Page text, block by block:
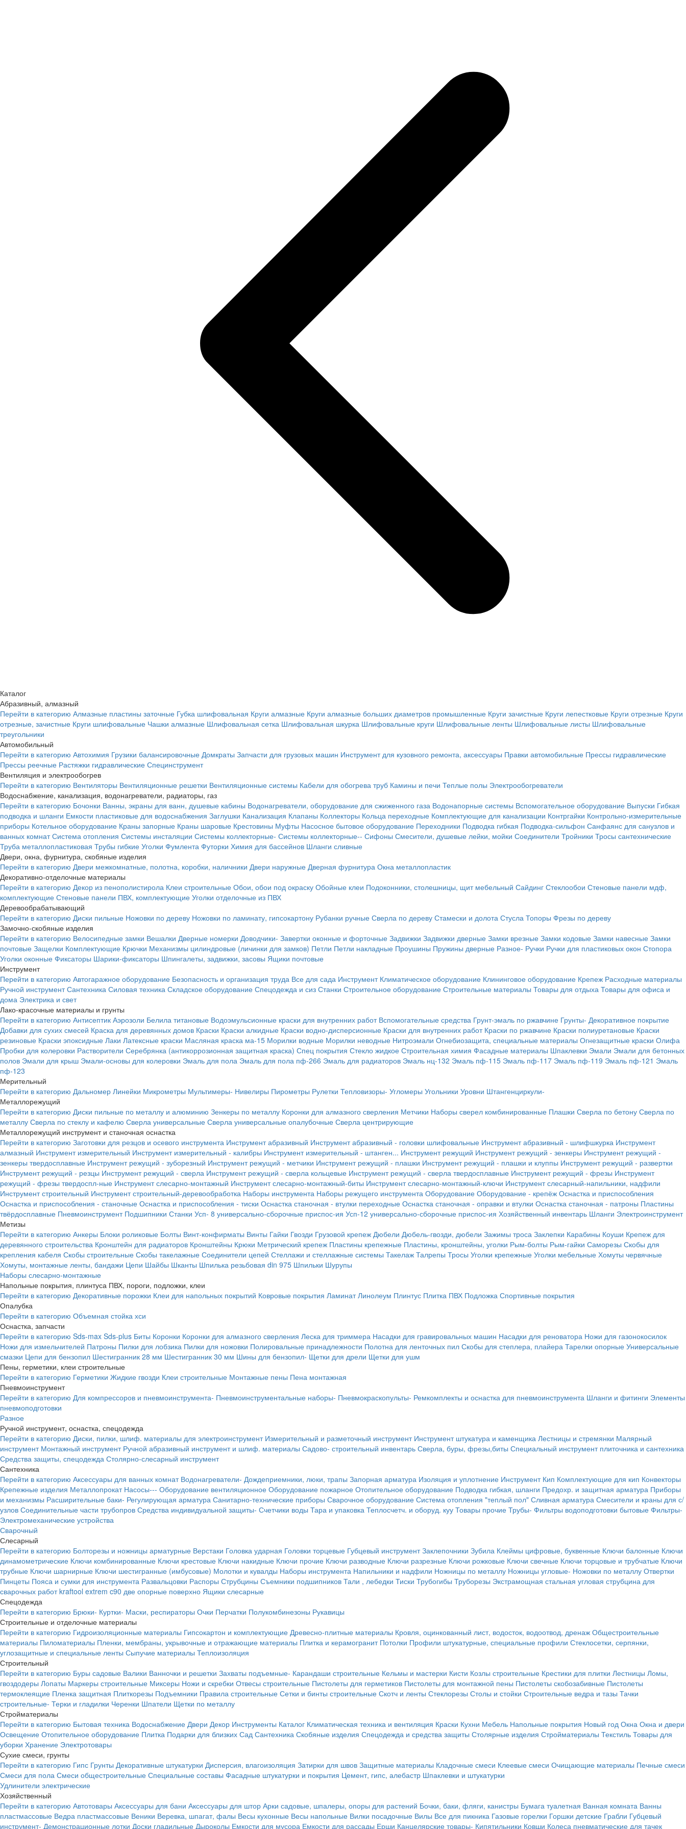
Каталог
Абразивный, алмазный
Перейти в категорию Алмазные пластины заточные Губка шлифовальная Круги алмазные Круги алмазные больших диаметров промышленные Круги зачистные Круги лепестковые Круги отрезные Круги
отрезные, зачистные Круги шлифовальные Чашки алмазные Шлифовальная сетка Шлифовальная шкурка Шлифовальные круги Шлифовальные ленты Шлифовальные листы Шлифовальные
треугольники
Автомобильный
Перейти в категорию Автохимия Грузики балансировочные Домкраты Запчасти для грузовых машин Инструмент для кузовного ремонта, аксессуары Правки автомобильные Прессы гидравлические
Прессы реечные Растяжки гидравлические Специнструмент
Вентиляция и электрообогрев
Перейти в категорию Вентиляторы Вентиляционные решетки Вентиляционные системы Кабели для обогрева труб Камины и печи Теплые полы Электрообогреватели
Водоснабжение, канализация, водонагреватели, радиаторы, газ
Перейти в категорию Бочонки Ванны, экраны для ванн, душевые кабины Водонагреватели, оборудование для сжиженного газа Водонапорные системы Вспомогательное оборудование Выпуски Гибкая
подводка и шланги Емкости пластиковые для водоснабжения Заглушки Канализация Клапаны Коллекторы Кольца переходные Комплектующие для канализации Контргайки Контрольно-измерительные
приборы Котельное оборудование Краны запорные Краны шаровые Крестовины Муфты Насосное бытовое оборудование Переходники Подводка гибкая Подводка-сильфон Санфаянс для санузлов и
ванных комнат Система отопления Системы инсталяции Системы коллекторные- Системы коллекторные-- Сифоны Смесители, душевые лейки, мойки Соединители Тройники Тросы сантехнические
Труба металлопластиковая Трубы гибкие Уголки Фумлента Футорки Химия для бассейнов Шланги сливные
Двери, окна, фурнитура, скобяные изделия
Перейти в категорию Двери межкомнатные, полотна, коробки, наличники Двери наружные Дверная фурнитура Окна металлопластик
Декоративно-отделочные материалы
Перейти в категорию Декор из пенополистирола Клеи строительные Обои, обои под окраску Обойные клеи Подоконники, столешницы, щит мебельный Сайдинг Стеклообои Стеновые панели мдф,
комплектующие Стеновые панели ПВХ, комплектующие Уголки отделочные из ПВХ
Деревообрабатывающий
Перейти в категорию Диски пильные Ножовки по дереву Ножовки по ламинату, гипсокартону Рубанки ручные Сверла по дереву Стамески и долота Стусла Топоры Фрезы по дереву
Замочно-скобяные изделия
Перейти в категорию Велосипедные замки Вешалки Дверные номерки Доводчики- Завертки оконные и форточные Задвижки Задвижки дверные Замки врезные Замки кодовые Замки навесные Замки
почтовые Защелки Комплектующие Крючки Механизмы цилиндровые (личинки для замков) Петли Петли накладные Проушины Пружины дверные Разное- Ручки Ручки для пластиковых окон Стопора
Уголки оконные Фиксаторы Шарики-фиксаторы Шпингалеты, задвижки, засовы Ящики почтовые
Инструмент
Перейти в категорию Автогаражное оборудование Безопасность и организация труда Все для сада Инструмент Климатическое оборудование Клининговое оборудование Крепеж Расходные материалы
Ручной инструмент Сантехника Силовая техника Складское оборудование Спецодежда и сиз Станки Строительное оборудование Строительные материалы Товары для отдыха Товары для офиса и
дома Электрика и свет
Лако-красочные материалы и грунты
Перейти в категорию Антисептик Аэрозоли Белила титановые Водоэмульсионные краски для внутренних работ Вспомогательные средства Грунт-эмаль по ржавчине Грунты- Декоративное покрытие
Добавки для сухих смесей Краска для деревянных домов Краски Краски алкидные Краски водно-дисперсионные Краски для внутренних работ Краски по ржавчине Краски полиуретановые Краски
резиновые Краски эпоксидные Лаки Латексные краски Масляная краска ма-15 Морилки водные Морилки неводные Нитроэмали Огнебиозащита, специальные материалы Огнезащитные краски Олифа
Пробки для колеровки Растворители Серебрянка (антикоррозионная защитная краска) Спец покрытия Стекло жидкое Строительная химия Фасадные материалы Шпаклевки Эмали Эмали для бетонных
полов Эмали для крыш Эмали-основы для колеровки Эмаль для пола Эмаль для пола пф-266 Эмаль для радиаторов Эмаль нц-132 Эмаль пф-115 Эмаль пф-117 Эмаль пф-119 Эмаль пф-121 Эмаль
пф-123
Мерительный
Перейти в категорию Дальномер Линейки Микрометры Мультимеры- Нивелиры Пирометры Рулетки Тепловизоры- Угломеры Угольники Уровни Штангенциркули-
Металлорежущий
Перейти в категорию Диски пильные по металлу и алюминию Зенкеры по металлу Коронки для алмазного сверления Метчики Наборы сверел комбинированные Плашки Сверла по бетону Сверла по
металлу Сверла по стеклу и кафелю Сверла универсальные Сверла универсальные опалубочные Сверла центрирующие
Металлорежущий инструмент и станочная оснастка
Перейти в категорию Заготовки для резцов и осевого инструмента Инструмент абразивный Инструмент абразивный - головки шлифовальные Инструмент абразивный - шлифшкурка Инструмент
алмазный Инструмент измерительный Инструмент измерительный - калибры Инструмент измерительный - штанген... Инструмент режущий Инструмент режущий - зенкеры Инструмент режущий -
зенкеры твердосплавные Инструмент режущий - зуборезный Инструмент режущий - метчики Инструмент режущий - плашки Инструмент режущий - плашки и клуппы Инструмент режущий - развертки
Инструмент режущий - резцы Инструмент режущий - сверла Инструмент режущий - сверла кольцевые Инструмент режущий - сверла твердосплавные Инструмент режущий - фрезы Инструмент
режущий - фрезы твердоспл-ные Инструмент слесарно-монтажный Инструмент слесарно-монтажный-биты Инструмент слесарно-монтажный-ключи Инструмент слесарный-напильники, надфили
Инструмент строительный Инструмент строительный-деревообработка Наборы инструмента Наборы режущего инструмента Оборудование Оборудование - крепёж Оснастка и приспособления
Оснастка и приспособления - станочные Оснастка и приспособления - тиски Оснастка станочная - втулки переходные Оснастка станочная - оправки и втулки Оснастка станочная - патроны Пластины
твёрдосплавные Пневмоинструмент Подшипники Станки Усп- 8 универсально-сборочные приспос-ия Усп-12 универсально-сборочные приспос-ия Хозяйственный инвентарь Шланги Электроинструмент
Метизы
Перейти в категорию Анкеры Блоки роликовые Болты Винт-конфирматы Винты Гайки Гвозди Грузовой крепеж Дюбели Дюбель-гвозди, дюбели Зажимы троса Заклепки Карабины Коуши Крепеж для
деревянного строительства Кронштейн для радиаторов Кронштейны Крюки Метрический крепеж Пластины крепежные Пластины, кронштейны, уголки Рым-болты Рым-гайки Саморезы Скобы для
крепления кабеля Скобы строительные Скобы такелажные Соединители цепей Стеллажи и стеллажные системы Такелаж Талрепы Тросы Уголки крепежные Уголки мебельные Хомуты червячные
Хомуты, монтажные ленты, бандажи Цепи Шайбы Шканты Шпилька резьбовая din 975 Шпильки Шурупы
Наборы слесарно-монтажные
Напольные покрытия, плинтуса ПВХ, пороги, подложки, клеи
Перейти в категорию Декоративные порожки Клеи для напольных покрытий Ковровые покрытия Ламинат Линолеум Плинтус Плитка ПВХ Подложка Спортивные покрытия
Опалубка
Перейти в категорию Объемная стойка хси
Оснастка, запчасти
Перейти в категорию Sds-max Sds-plus Биты Коронки Коронки для алмазного сверления Леска для триммера Насадки для гравировальных машин Насадки для реноватора Ножи для газонокосилок
Ножи для измельчителей Патроны Пилки для лобзика Пилки для ножовки Полировальные принадлежности Полотна для ленточных пил Скобы для степлера, плайера Тарелки опорные Универсальные
смазки Цепи для бензопил Шестигранник 28 мм Шестигранник 30 мм Шины для бензопил- Щетки для дрели Щетки для ушм
Пены, герметики, клеи строительные
Перейти в категорию Герметики Жидкие гвозди Клеи строительные Монтажные пены Пена монтажная
Пневмоинструмент
Перейти в категорию Для компрессоров и пневмоинструмента- Пневмоинструментальные наборы- Пневмокраскопульты- Ремкомплекты и оснастка для пневмоинструмента Шланги и фитинги Элементы
пневмоподготовки
Разное
Ручной инструмент, оснастка, спецодежда
Перейти в категорию Диски, пилки, шлиф. материалы для электроинструмент Измерительный и разметочный инструмент Инструмент штукатура и каменщика Лестницы и стремянки Малярный
инструмент Монтажный инструмент Ручной абразивный инструмент и шлиф. материалы Садово- строительный инвентарь Сверла, буры, фрезы,биты Специальный инструмент плиточника и сантехника
Средства защиты, спецодежда Столярно-слесарный инструмент
Сантехника
Перейти в категорию Аксессуары для ванных комнат Водонагреватели- Дождеприемники, люки, трапы Запорная арматура Изоляция и уплотнение Инструмент Кип Комплектующие для кип Конвекторы
Крепежные изделия Металлопрокат Насосы--- Оборудование вентиляционное Оборудование пожарное Отопительное оборудование Подводка гибкая, шланги Предохр. и защитная арматура Приборы
и механизмы Расширительные баки- Регулирующая арматура Санитарно-технические приборы Сварочное оборудование Система отопления "теплый пол" Сливная арматура Смесители и краны для с/
узлов Соединительные части трубопров Средства индивидуальной защиты- Счетчики воды Тара и упаковка Теплосчетч. и оборуд. куу Товары прочие Трубы- Фильтры водоподготовки бытовые Фильтры-
Электромеханические устройства
Сварочный
Слесарный
Перейти в категорию Болторезы и ножницы арматурные Верстаки Головка ударная Головки торцевые Губцевый инструмент Заклепочники Зубила Клеймы цифровые, буквенные Ключи балонные Ключи
динамометрические Ключи комбинированные Ключи крестовые Ключи накидные Ключи прочие Ключи разводные Ключи разрезные Ключи рожковые Ключи свечные Ключи торцовые и трубчатые Ключи
трубные Ключи шарнирные Ключи шестигранные (имбусовые) Молотки и кувалды Наборы инструмента Напильники и надфили Ножницы по металлу Ножницы угловые- Ножовки по металлу Отвертки
Пинцеты Пояса и сумки для инструмента Развальцовки Распоры Струбцины Съемники подшипников Тали , лебедки Тиски Трубогибы Труборезы Экстрамощная стальная угловая струбцина для
сварочных работ kraftool extrem c90 две опорные поверхно Ящики слесарные
Спецодежда
Перейти в категорию Брюки- Куртки- Маски, респираторы Очки Перчатки Полукомбинезоны Рукавицы
Строительные и отделочные материалы
Перейти в категорию Гидроизоляционные материалы Гипсокартон и комплектующие Древесно-плитные материалы Кровля, оцинкованный лист, водосток, водоотвод, дренаж Общестроительные
материалы Пиломатериалы Пленки, мембраны, укрывочные и отражающие материалы Плитка и керамогранит Потолки Профили штукатурные, специальные профили Стеклосетки, серпянки,
углозащитные и специальные ленты Сыпучие материалы Теплоизоляция
Строительный
Перейти в категорию Буры садовые Валики Ванночки и решетки Захваты подъемные- Карандаши строительные Кельмы и мастерки Кисти Козлы строительные Крестики для плитки Лестницы Ломы,
гвоздодеры Лопаты Маркеры строительные Миксеры Ножи и скребки Отвесы строительные Пистолеты для герметиков Пистолеты для монтажной пены Пистолеты скобозабивные Пистолеты
термоклеящие Пленка защитная Плиткорезы Подъемники Правила строительные Сетки и бинты строительные Скотч и ленты Стеклорезы Столы и стойки Строительные ведра и тазы Тачки
строительные- Терки и гладилки Черенки Шпатели Щетки по металлу
Стройматериалы
Перейти в категорию Бытовая техника Водоснабжение Двери Декор Инструменты Каталог Климатическая техника и вентиляция Краски Кухни Мебель Напольные покрытия Новый год Окна Окна и двери
Освещение Отопительное оборудование Плитка Подарки для близких Сад Сантехника Скобяные изделия Спецодежда и средства защиты Столярные изделия Стройматериалы Текстиль Товары для
уборки Хранение Электротовары
Сухие смеси, грунты
Перейти в категорию Гипс Грунты Декоративные штукатурки Дисперсия, влагоизоляция Затирки для швов Защитные материалы Кладочные смеси Клеевые смеси Очищающие материалы Печные смеси
Смеси для пола Смеси общестроительные Специальные составы Фасадные штукатурки и покрытия Цемент, гипс, алебастр Шпаклевки и штукатурки
Удлинители электрические
Хозяйственный
Перейти в категорию Автотовары Аксессуары для бани Аксессуары для штор Арки садовые, шпалеры, опоры для растений Бочки, баки, фляги, канистры Бумага туалетная Ванная комната Ванны
пластмассовые Ведра пластмассовые Веники Веревка, шпагат, фалы Весы кухонные Весы напольные Вилки посадочные Вилы Все для пикника Газовые горелки Горшки детские Грабли Губцевый
инструмент- Демонстрационные лотки Доски гладильные Дыроколы Емкости для мусора Емкости для рассады Ерши Канцелярские товары- Кипятильники Ковши Колеса пневматические для тачек